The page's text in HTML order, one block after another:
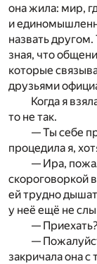
она жила: мир,
и
назвать другом.
зная, что
которые
друзьями
Когда я
то не так.
— Ты себе
процедила я,
— Ира,
скороговоркой
ей трудно
у неё ещё не
—
—
закричала она